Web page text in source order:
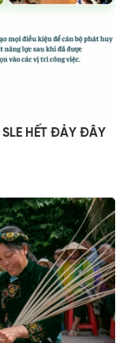
HẾT ĐẢY ĐÂY